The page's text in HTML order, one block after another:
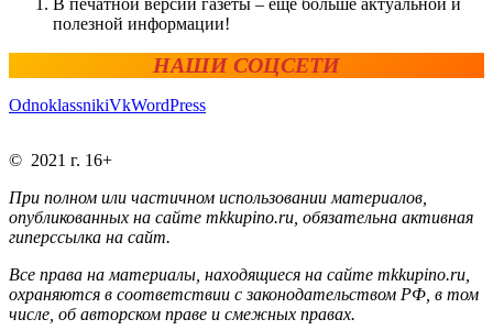
В печатной версии газеты – ещё больше актуальной и
полезной информации!
НАШИ СОЦСЕТИ
OdnoklassnikiVkWordPress
© 2021 г. 16+
При полном или частичном использовании материалов,
опубликованных на сайте mkkupino.ru, обязательна активная
гиперссылка на сайт.
Все права на материалы, находящиеся на сайте mkkupino.ru,
охраняются в соответствии с законодательством РФ, в том
числе, об авторском праве и смежных правах.